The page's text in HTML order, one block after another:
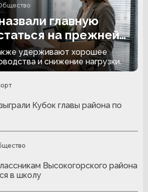
главную
на прежней
удерживают хорошее
и снижение нагрузки.
Кубок главы района по
Высокогорского района
в школу